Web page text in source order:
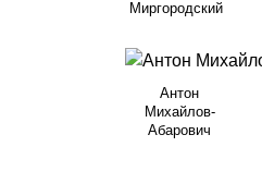
Миргородский
Антон
Михайлов-
Абарович